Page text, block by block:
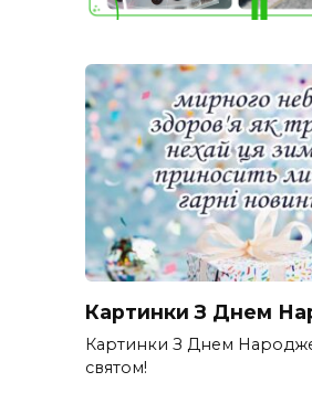
Картинки З Днем
Картинки З Днем
святом!